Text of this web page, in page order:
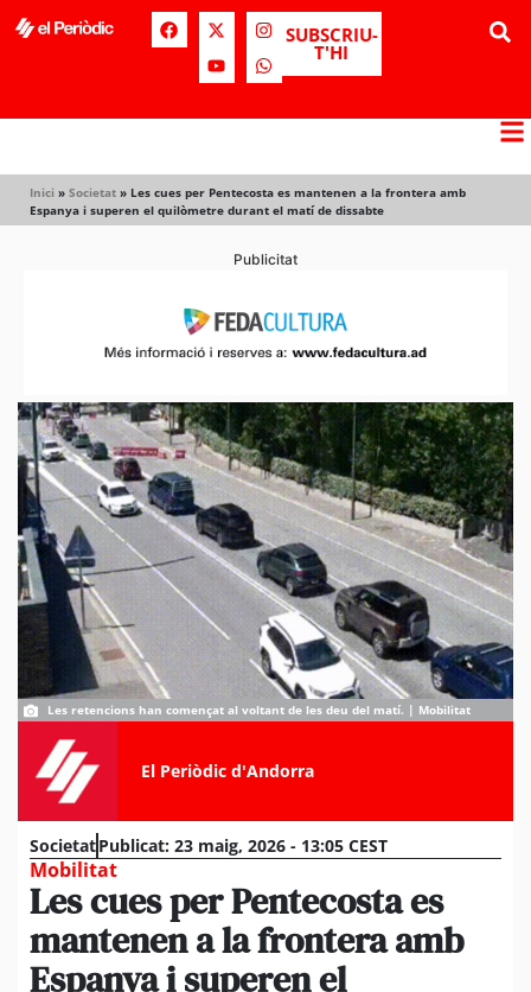
SUBSCRIU-
T'HI
Inici » Societat » Les cues per Pentecosta es mantenen a la frontera amb
Espanya i superen el quilòmetre durant el matí de dissabte
Publicitat
Les retencions han començat al voltant de les deu del matí. | Mobilitat
El Periòdic d'Andorra
SocietatPublicat: 23 maig, 2026 - 13:05 CEST
Mobilitat
Les cues per Pentecosta es
mantenen a la frontera amb
Espanya i superen el